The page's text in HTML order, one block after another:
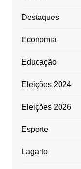
Destaques
Economia
Educação
Eleições 2024
Eleições 2026
Esporte
Lagarto